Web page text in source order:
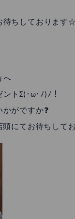
待ちしております☆
へ
トΣ(･ω･ﾉ)ﾉ！
がですか❓
頭にてお待ちして